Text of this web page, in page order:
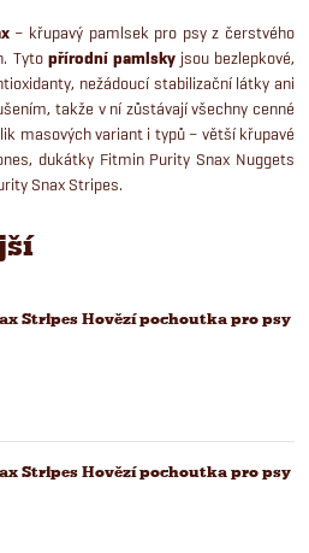
– křupavý pamlsek pro psy z čerstvého
Tyto přírodní pamlskyjsou bezlepkové,
nežádoucí stabilizační látky ani
takže v ní zůstávají všechny cenné
masových variant i typů – větší křupavé
dukátky Fitmin Purity Snax Nuggets
Snax Stripes.
Stripes Hovězí pochoutka pro psy
Stripes Hovězí pochoutka pro psy